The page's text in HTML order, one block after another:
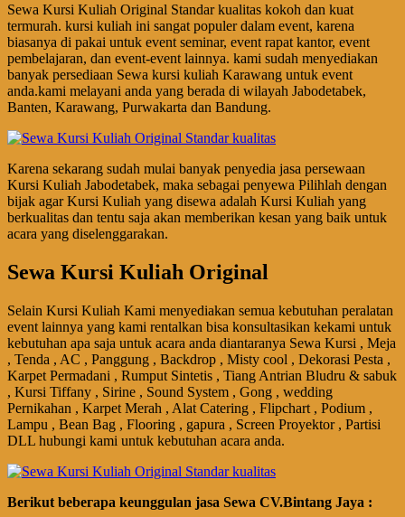
Sewa Kursi Kuliah Original Standar kualitas kokoh dan kuat
termurah. kursi kuliah ini sangat populer dalam event, karena
biasanya di pakai untuk event seminar, event rapat kantor, event
pembelajaran, dan event-event lainnya. kami sudah menyediakan
banyak persediaan Sewa kursi kuliah Karawang untuk event
anda.kami melayani anda yang berada di wilayah Jabodetabek,
Banten, Karawang, Purwakarta dan Bandung.
Karena sekarang sudah mulai banyak penyedia jasa persewaan
Kursi Kuliah Jabodetabek, maka sebagai penyewa Pilihlah dengan
bijak agar Kursi Kuliah yang disewa adalah Kursi Kuliah yang
berkualitas dan tentu saja akan memberikan kesan yang baik untuk
acara yang diselenggarakan.
Sewa Kursi Kuliah Original
Selain Kursi Kuliah Kami menyediakan semua kebutuhan peralatan
event lainnya yang kami rentalkan bisa konsultasikan kekami untuk
kebutuhan apa saja untuk acara anda diantaranya Sewa Kursi , Meja
, Tenda , AC , Panggung , Backdrop , Misty cool , Dekorasi Pesta ,
Karpet Permadani , Rumput Sintetis , Tiang Antrian Bludru & sabuk
, Kursi Tiffany , Sirine , Sound System , Gong , wedding
Pernikahan , Karpet Merah , Alat Catering , Flipchart , Podium ,
Lampu , Bean Bag , Flooring , gapura , Screen Proyektor , Partisi
DLL hubungi kami untuk kebutuhan acara anda.
Bегіkut bеbегара kеungguӏаn јаѕа Sеwа CV.Bintang Jaya :